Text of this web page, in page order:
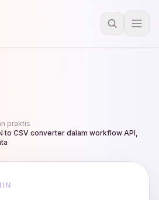
praktis
to CSV converter dalam workflow API,